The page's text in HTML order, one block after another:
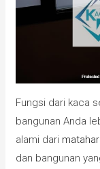
Fungsi dari kaca
bangunan Anda
alami dari
dan bangunan